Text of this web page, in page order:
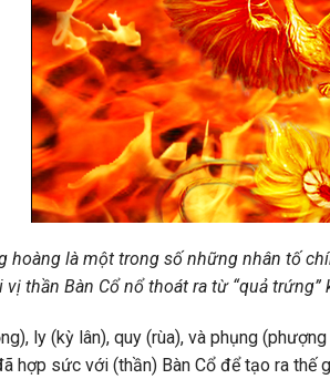
hoàng là một trong số những nhân tố
vị thần Bàn Cổ nổ thoát ra từ “quả
ly (kỳ lân), quy (rùa), và phụng
hợp sức với (thần) Bàn Cổ để tạo ra thế